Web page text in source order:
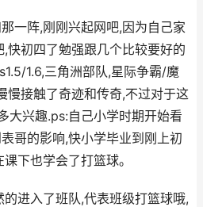
一阵,刚刚兴起网吧,因为自己家
快初四了勉强跟几个比较要好的
1.6,三角洲部队,星际争霸/魔
慢接触了奇迹和传奇,不过对于这
大兴趣.ps:自己小学时期开始看
哥的影响,快小学毕业到刚上初
下也学会了打篮球。
进入了班队,代表班级打篮球哦,